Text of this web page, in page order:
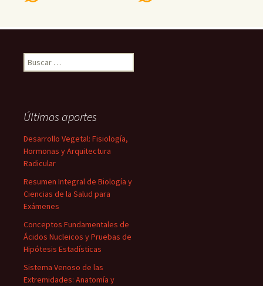
Buscar:
Últimos aportes
Desarrollo Vegetal: Fisiología,
Hormonas y Arquitectura
Radicular
Resumen Integral de Biología y
Ciencias de la Salud para
Exámenes
Conceptos Fundamentales de
Ácidos Nucleicos y Pruebas de
Hipótesis Estadísticas
Sistema Venoso de las
Extremidades: Anatomía y